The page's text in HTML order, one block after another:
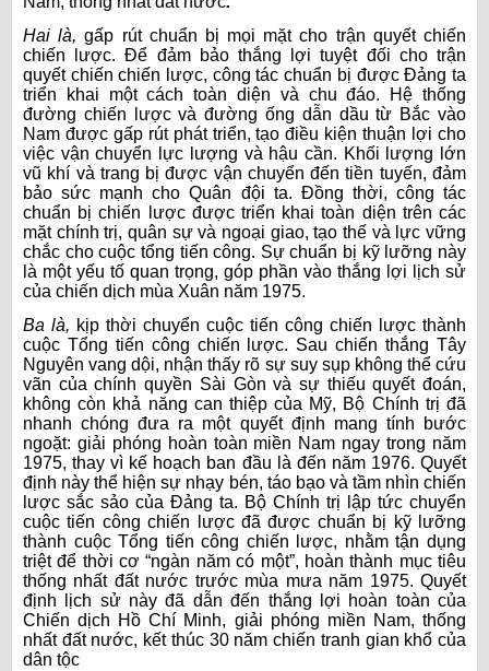
Hai là,gấp rút chuẩn bị mọi mặt cho trận quyết chiến
chiến lược. Để đảm bảo thắng lợi tuyệt đối cho trận
quyết chiến chiến lược, công tác chuẩn bị được Đảng ta
triển khai một cách toàn diện và chu đáo. Hệ thống
đường chiến lược và đường ống dẫn dầu từ Bắc vào
Nam được gấp rút phát triển, tạo điều kiện thuận lợi cho
việc vận chuyển lực lượng và hậu cần. Khối lượng lớn
vũ khí và trang bị được vận chuyển đến tiền tuyến, đảm
bảo sức mạnh cho Quân đội ta. Đồng thời, công tác
chuẩn bị chiến lược được triển khai toàn diện trên các
mặt chính trị, quân sự và ngoại giao, tạo thế và lực vững
chắc cho cuộc tổng tiến công. Sự chuẩn bị kỹ lưỡng này
là một yếu tố quan trọng, góp phần vào thắng lợi lịch sử
của chiến dịch mùa Xuân năm 1975.
Ba là, kịp thời chuyển cuộc tiến công chiến lược thành
cuộc Tổng tiến công chiến lược. Sau chiến thắng Tây
Nguyên vang dội, nhận thấy rõ sự suy sụp không thể cứu
vãn của chính quyền Sài Gòn và sự thiếu quyết đoán,
không còn khả năng can thiệp của Mỹ, Bộ Chính trị đã
nhanh chóng đưa ra một quyết định mang tính bước
ngoặt: giải phóng hoàn toàn miền Nam ngay trong năm
1975, thay vì kế hoạch ban đầu là đến năm 1976. Quyết
định này thể hiện sự nhạy bén, táo bạo và tầm nhìn chiến
lược sắc sảo của Đảng ta. Bộ Chính trị lập tức chuyển
cuộc tiến công chiến lược đã được chuẩn bị kỹ lưỡng
thành cuộc Tổng tiến công chiến lược, nhằm tận dụng
triệt để thời cơ “ngàn năm có một”, hoàn thành mục tiêu
thống nhất đất nước trước mùa mưa năm 1975. Quyết
định lịch sử này đã dẫn đến thắng lợi hoàn toàn của
Chiến dịch Hồ Chí Minh, giải phóng miền Nam, thống
nhất đất nước, kết thúc 30 năm chiến tranh gian khổ của
dân tộc